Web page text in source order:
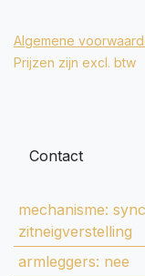
Algemene
Prijzen zijn excl. btw
Contact
mechanisme:
zitneigverstelling
armleggers: nee